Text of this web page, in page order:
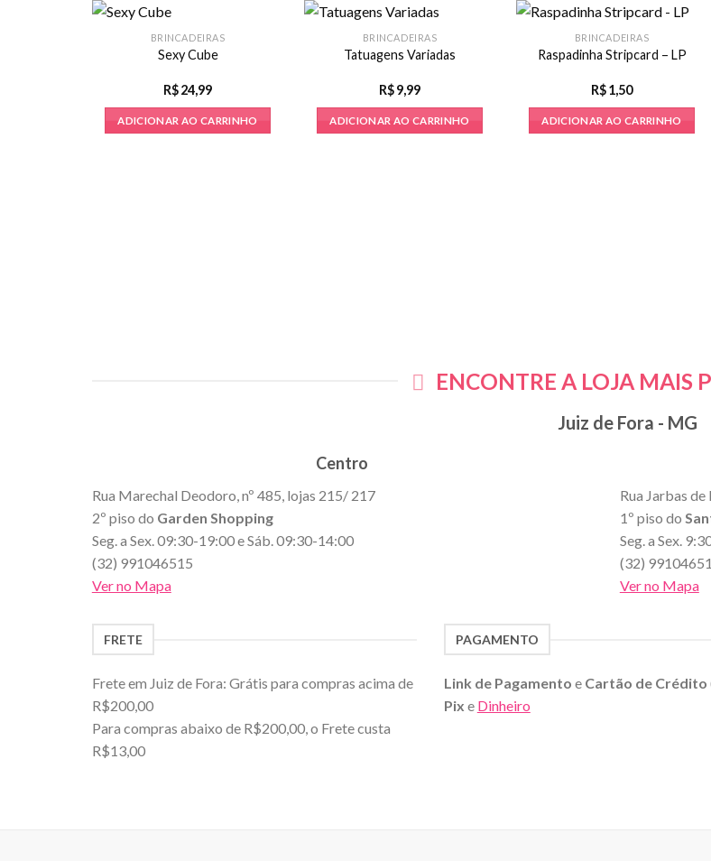
BRINCADEIRAS
Sexy Cube
R$ 24,99
ADICIONAR AO CARRINHO
BRINCADEIRAS
Tatuagens Variadas
R$ 9,99
ADICIONAR AO CARRINHO
BRINCADEIRAS
Raspadinha Stripcard – LP
R$ 1,50
ADICIONAR AO CARRINHO
ENCONTRE A LOJA MAIS
Juiz de Fora - MG
Centro
Rua Marechal Deodoro, nº 485, lojas 215/ 217
2º piso do Garden Shopping
Seg. a Sex. 09:30-19:00 e Sáb. 09:30-14:00
(32) 991046515
Ver no Mapa
Rua Jarbas
1º piso do
Seg. a Sex.
(32)
Ver no Mapa
FRETE
Frete em Juiz de Fora: Grátis para compras acima de
R$200,00
Para compras abaixo de R$200,00, o Frete custa
R$13,00
PAGAMENTO
Link de Pagamento e Cartão de Crédito
Pix e Dinheiro